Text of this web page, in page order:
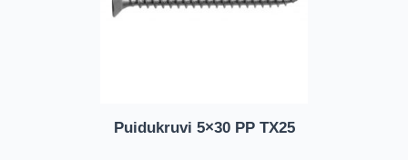
Puidukruvi 5×30 PP TX25